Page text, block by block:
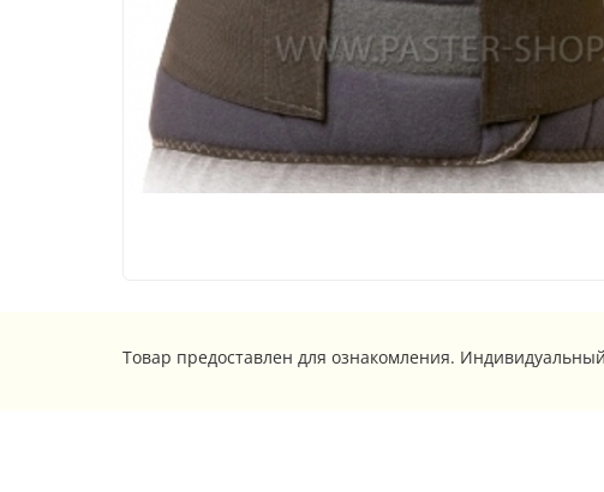
Товар предоставлен для ознакомления.